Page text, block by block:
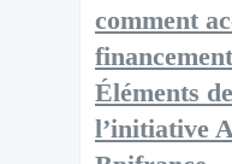
comment
Éléments
l’initiative